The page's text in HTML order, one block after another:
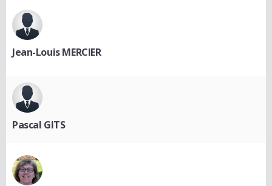
Jean-Louis MERCIER
Pascal GITS